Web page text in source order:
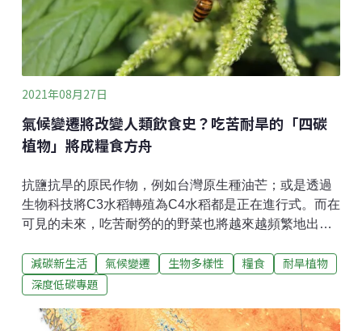
2021年08月27日
氣候變遷將改變人類飲食史？吃苦耐旱的「四碳
植物」將成糧食方舟
抗鹽抗旱的原民作物，例如台灣原生種油芒；或是透過
生物科技將C3水稻轉殖為C4水稻都是正在進行式。而在
可見的未來，吃苦耐勞的的野菜也將越來越頻繁地出現
未來趨勢氣候變遷導致各國糧食安全面臨極大的威脅。
以台灣2021年的乾旱為例，就傳出了許多蔬果生產的災
落、高雄青梅和檸檬果實品質下降。這除了反映農業政
減碳新生活 氣候變遷 生物多樣性 糧食
耐旱植物
深度低碳專題